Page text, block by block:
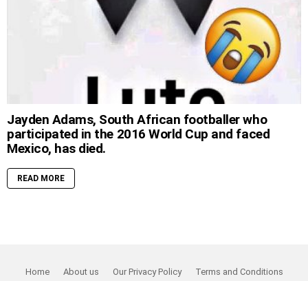
Jayden Adams, South African footballer who
participated in the 2016 World Cup and faced
Mexico, has died.
READ MORE
Home About us Our Privacy Policy
Terms and Conditions